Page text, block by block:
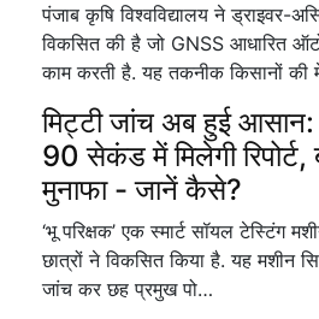
पंजाब कृषि विश्वविद्यालय ने ड्राइवर-
विकसित की है जो GNSS आधारित
काम करती है. यह तकनीक किसानों की
मिट्टी जांच अब हुई आसान:
90 सेकंड में मिलेगी रिपोर्ट,
मुनाफा - जानें कैसे?
‘भू परिक्षक’ एक स्मार्ट सॉयल टेस्टिंग
छात्रों ने विकसित किया है. यह मशीन
जांच कर छह प्रमुख पो…